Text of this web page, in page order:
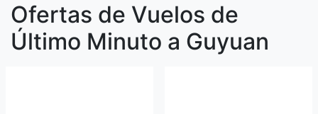
Ofertas de Vuelos de
Último Minuto a Guyuan